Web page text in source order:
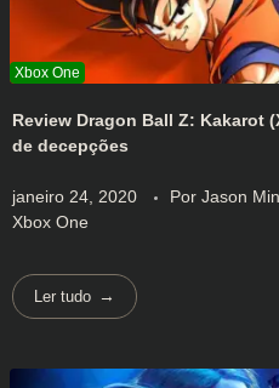
Review Dragon Ball Z: Kakarot
de decepções
janeiro 24, 2020 Por Jason
Xbox One
Ler tudo